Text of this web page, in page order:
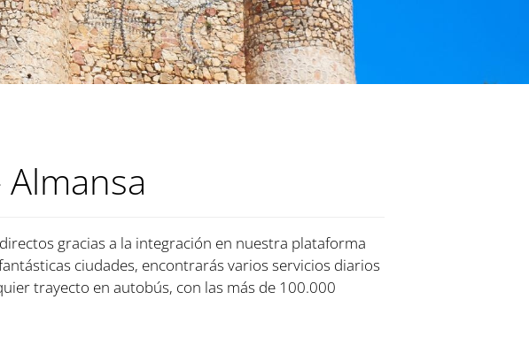
gracias a la integración en nuestra plataforma
ciudades, encontrarás varios servicios diarios
trayecto en autobús, con las más de 100.000